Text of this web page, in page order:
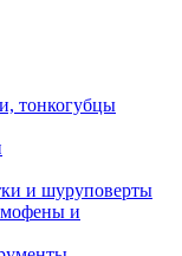
тонкогубцы
и шуруповерты
и